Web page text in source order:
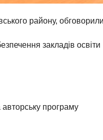
району,
закладів освіти
авторську програму